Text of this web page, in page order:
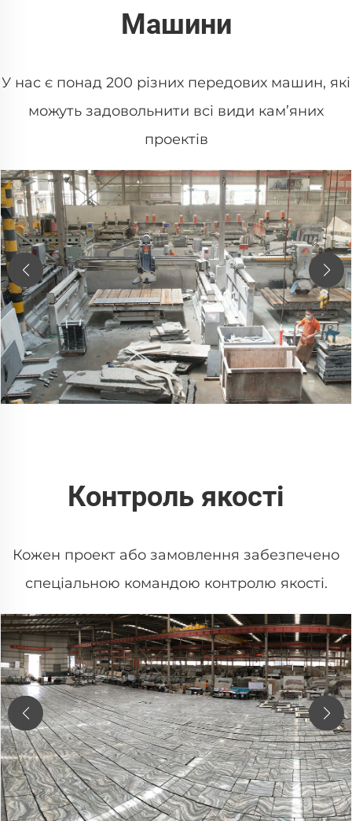
Машини
У нас є понад 200 різних передових машин, які
можуть задовольнити всі види кам’яних
проектів
Контроль якості
Кожен проект або замовлення забезпечено
спеціальною командою контролю якості.